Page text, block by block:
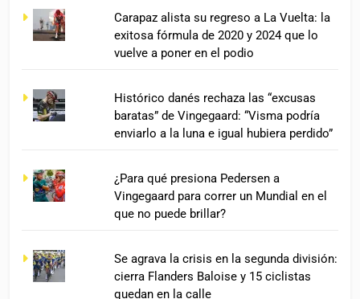
Carapaz alista su regreso a La Vuelta: la
exitosa fórmula de 2020 y 2024 que lo
vuelve a poner en el podio
Histórico danés rechaza las “excusas
baratas” de Vingegaard: “Visma podría
enviarlo a la luna e igual hubiera perdido”
¿Para qué presiona Pedersen a
Vingegaard para correr un Mundial en el
que no puede brillar?
Se agrava la crisis en la segunda división:
cierra Flanders Baloise y 15 ciclistas
quedan en la calle